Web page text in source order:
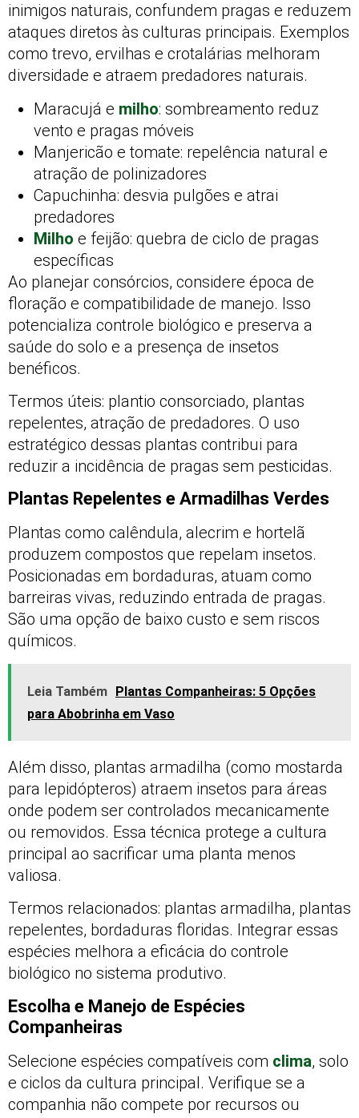
inimigos naturais, confundem pragas e reduzem
ataques diretos às culturas principais. Exemplos
como trevo, ervilhas e crotalárias melhoram
diversidade e atraem predadores naturais.
Maracujá e milho: sombreamento reduz
vento e pragas móveis
Manjericão e tomate: repelência natural e
atração de polinizadores
Capuchinha: desvia pulgões e atrai
predadores
Milho e feijão: quebra de ciclo de pragas
específicas
Ao planejar consórcios, considere época de
floração e compatibilidade de manejo. Isso
potencializa controle biológico e preserva a
saúde do solo e a presença de insetos
benéficos.
Termos úteis: plantio consorciado, plantas
repelentes, atração de predadores. O uso
estratégico dessas plantas contribui para
reduzir a incidência de pragas sem pesticidas.
Plantas Repelentes e Armadilhas Verdes
Plantas como calêndula, alecrim e hortelã
produzem compostos que repelam insetos.
Posicionadas em bordaduras, atuam como
barreiras vivas, reduzindo entrada de pragas.
São uma opção de baixo custo e sem riscos
químicos.
Leia Também Plantas Companheiras: 5 Opções
para Abobrinha em Vaso
Além disso, plantas armadilha (como mostarda
para lepidópteros) atraem insetos para áreas
onde podem ser controlados mecanicamente
ou removidos. Essa técnica protege a cultura
principal ao sacrificar uma planta menos
valiosa.
Termos relacionados: plantas armadilha, plantas
repelentes, bordaduras floridas. Integrar essas
espécies melhora a eficácia do controle
biológico no sistema produtivo.
Escolha e Manejo de Espécies
Companheiras
Selecione espécies compatíveis com clima, solo
e ciclos da cultura principal. Verifique se a
companhia não compete por recursos ou